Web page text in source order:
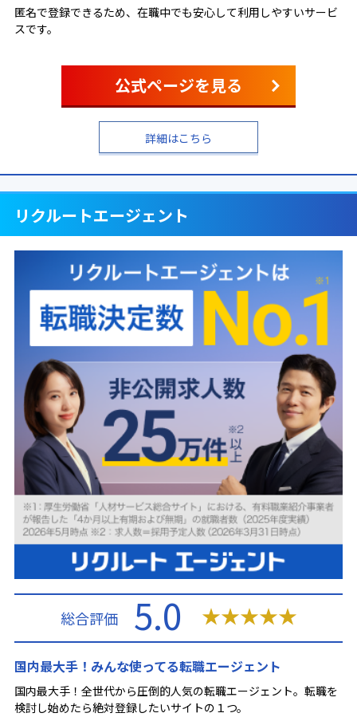
公式ページを見る
詳細はこちら
匿名で登録できるため、在職中でも安心して利用しやすいサービ
スです。
リクルートエージェント
国内最大手！みんな使ってる転職エージェント
国内最大手！全世代から圧倒的人気の転職エージェント。転職を
検討し始めたら絶対登録したいサイトの１つ。
総合評価 5.0 ★★★★★